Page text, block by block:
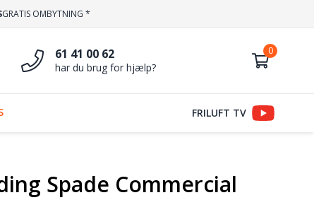
GRATIS OMBYTNING *
61 41 00 62
har du brug for hjælp?
FRILUFT TV
Spade Commercial